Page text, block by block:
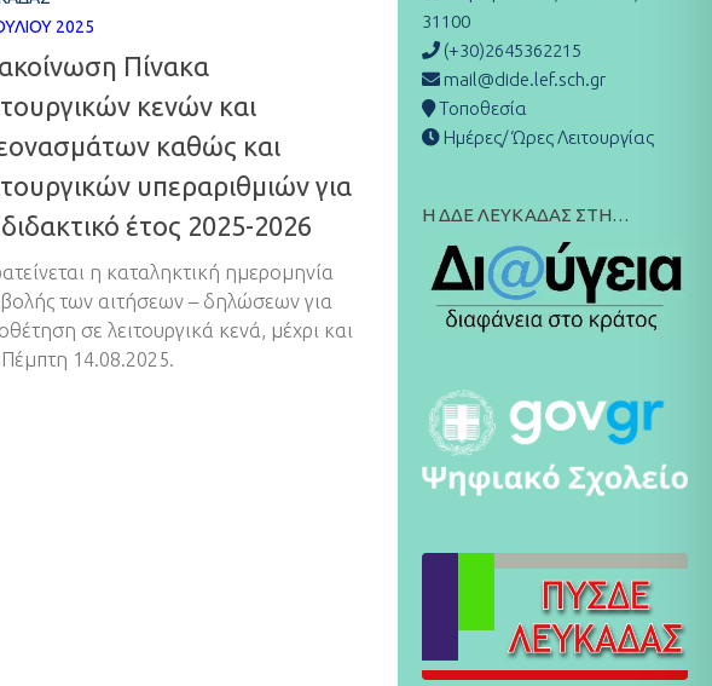
2025
Πίνακα
κενών και
καθώς και
υπεραριθμιών για
έτος 2025-2026
η καταληκτική ημερομηνία
των αιτήσεων – δηλώσεων για
σε λειτουργικά κενά, μέχρι και
14.08.2025.
31100
(+30)2645362215
mail@dide.lef.sch.gr
Τοποθεσία
Ημέρες/ Ώρες Λειτουργίας
Η ΔΔΕ ΛΕΥΚΑΔΑΣ ΣΤΗ…